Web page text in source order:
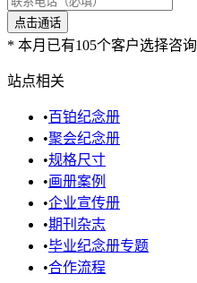
* 本月已有105个客户选择咨询
站点相关
•百铂纪念册
•聚会纪念册
•规格尺寸
•画册案例
•企业宣传册
•期刊杂志
•毕业纪念册专题
•合作流程